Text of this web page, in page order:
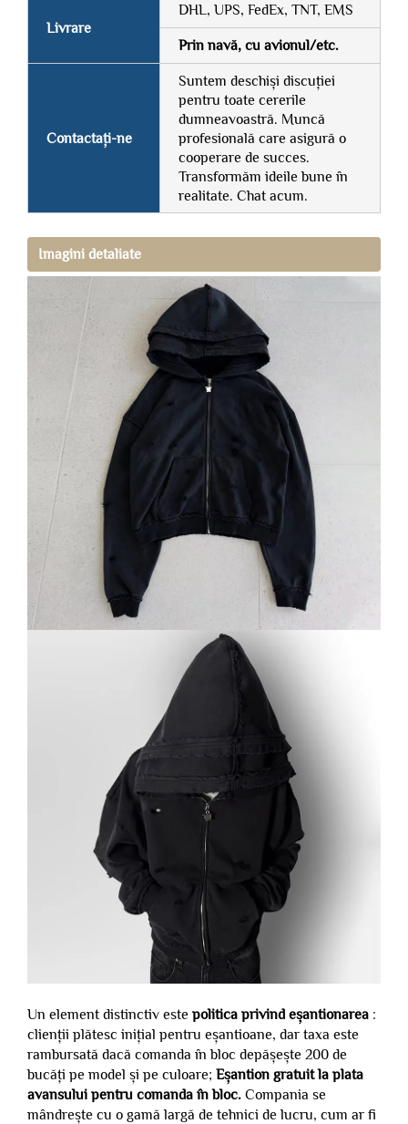
Livrare
DHL, UPS, FedEx, TNT, EMS
Prin navă, cu avionul/etc.
Contactați-ne
Suntem deschiși discuției
pentru toate cererile
dumneavoastră. Muncă
profesională care asigură o
cooperare de succes.
Transformăm ideile bune în
realitate. Chat acum.
Imagini detaliate
Un element distinctiv este politica privind eșantionarea :
clienții plătesc inițial pentru eșantioane, dar taxa este
rambursată dacă comanda în bloc depășește 200 de
bucăți pe model și pe culoare; Eșantion gratuit la plata
avansului pentru comanda în bloc. Compania se
mândrește cu o gamă largă de tehnici de lucru, cum ar fi